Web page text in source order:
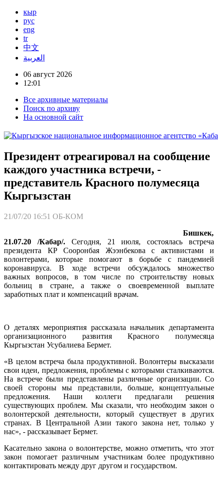
кыр
рус
eng
tr
中文
العربية
06 август 2026
12:01
Все архивные материалы
Поиск по архиву
На основной сайт
Президент отреагировал на сообщение
каждого участника встречи, -
представитель Красного полумесяца
Кыргызстан
21/07/20 16:51 ОБ-КОМ
Бишкек,
21.07.20 /Кабар/.Сегодня, 21 июля, состоялась встреча
президента КР Сооронбая Жээнбекова с активистами и
волонтерами, которые помогают в борьбе с пандемией
коронавируса. В ходе встречи обсуждалось множество
важных вопросов, в том числе по строительству новых
больниц в стране, а также о своевременной выплате
заработных плат и компенсаций врачам.
О деталях мероприятия рассказала начальник департамента
организационного развития Красного полумесяца
Кыргызстан Усубалиева Бермет.
«В целом встреча была продуктивной. Волонтеры высказали
свои идеи, предложения, проблемы с которыми сталкиваются.
На встрече были представлены различные организации. Со
своей стороны мы представили, больше, концептуальные
предложения. Наши коллеги предлагали решения
существующих проблем. Мы сказали, что необходим закон о
волонтерской деятельности, который существует в других
странах. В Центральной Азии такого закона нет, только у
нас», - рассказывает Бермет.
Касательно закона о волонтерстве, можно отметить, что этот
закон помогает различным участникам более продуктивно
контактировать между друг другом и государством.